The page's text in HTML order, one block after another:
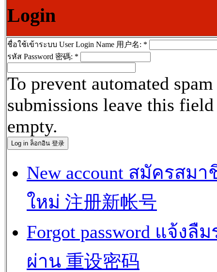
Login
ชื่อใช้เข้าระบบ User Login Name 用户名: *
รหัส Password 密碼: *
To prevent automated spam
submissions leave this field
empty.
New account สมัครสมา
ใหม่ 注册新帐号
Forgot password แจ้งลื
ผ่าน 重设密码